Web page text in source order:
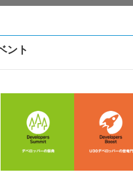
ント